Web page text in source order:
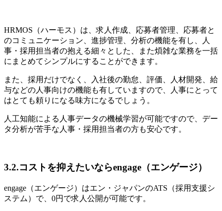
HRMOS（ハーモス）は、求人作成、応募者管理、応募者と
のコミュニケーション、進捗管理、分析の機能を有し、人
事・採用担当者の抱える細々とした、また煩雑な業務を一括
にまとめてシンプルにすることができます。
また、採用だけでなく、入社後の勤怠、評価、人材開発、給
与などの人事向けの機能も有していますので、人事にとって
はとても頼りになる味方になるでしょう。
人工知能による人事データの機械学習が可能ですので、デー
タ分析が苦手な人事・採用担当者の方も安心です。
3.2.コストを抑えたいならengage（エンゲージ）
engage（エンゲージ）はエン・ジャパンのATS（採用支援シ
ステム）で、0円で求人公開が可能です。